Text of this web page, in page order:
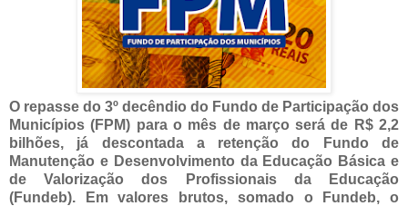
O repasse do 3º decêndio do Fundo de Participação dos
Municípios (FPM) para o mês de março será de R$ 2,2
bilhões, já descontada a retenção do Fundo de
Manutenção e Desenvolvimento da Educação Básica e
de Valorização dos Profissionais da Educação
(Fundeb). Em valores brutos, somado o Fundeb, o